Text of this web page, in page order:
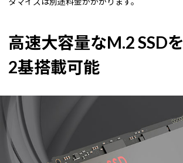
高速大容量なM.2 SSDを
2基搭載可能